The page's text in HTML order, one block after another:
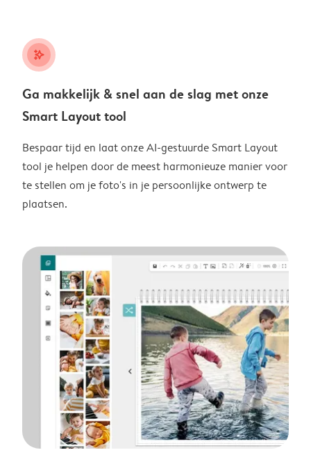
stars_plus
Ga makkelijk & snel aan de slag met onze
Smart Layout tool
Bespaar tijd en laat onze AI-gestuurde Smart Layout
tool je helpen door de meest harmonieuze manier voor
te stellen om je foto's in je persoonlijke ontwerp te
plaatsen.